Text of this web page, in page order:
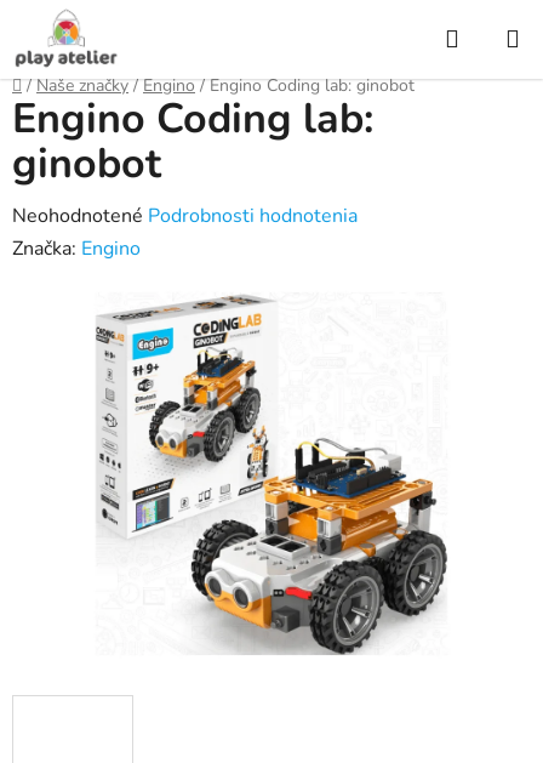
obsah
Hľadať
Domov
/ Naše značky / Engino / Engino Coding lab: ginobot
Engino Coding lab:
ginobot
Priemerné
hodnotenie
hviezdičiek.
Neohodnotené Podrobnosti hodnotenia
Značka: Engino